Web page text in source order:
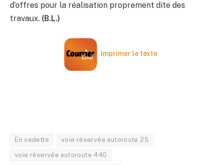
d’offres pour la réalisation proprement dite des
travaux. (B.L.)
Imprimer le texte
En vedette voie réservée autoroute 25
voie réservée autoroute 440